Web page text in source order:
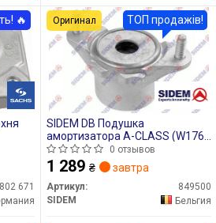
802 671
🔥
SIDEM DB Подушка
амортизатора A-CLASS (W176)
A 160 15-18
0 отзывов
1 289 ₴ завтра
Артикул:
849500
SIDEM
Бельгия
ТОП продажів!
Оригинал